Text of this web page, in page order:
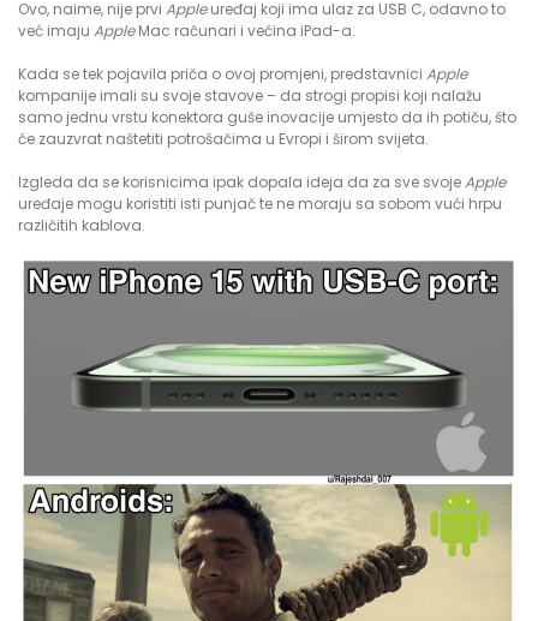
Ovo, naime, nije prvi Appleuređaj koji ima ulaz za USB C, odavno to
već imaju AppleMac računari i većina iPad-a.
Kada se tek pojavila priča o ovoj promjeni, predstavnici Apple
kompanije imali su svoje stavove – da strogi propisi koji nalažu
samo jednu vrstu konektora guše inovacije umjesto da ih potiču, što
će zauzvrat naštetiti potrošačima u Evropi i širom svijeta.
Izgleda da se korisnicima ipak dopala ideja da za sve svojeApple
uređaje mogu koristiti isti punjač te ne moraju sa sobom vući hrpu
različitih kablova.